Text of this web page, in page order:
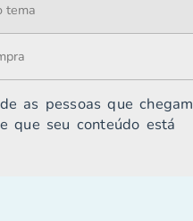
tema
as pessoas que chegam
que seu conteúdo está